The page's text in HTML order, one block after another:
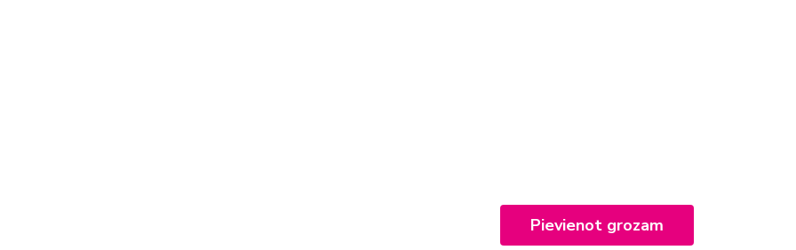
Pievienot grozam